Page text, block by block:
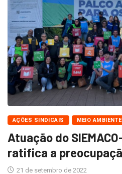
AÇÕES SINDICAIS MEIO AMBIENTE
Atuação do
ratifica a
21 de setembro de 2022